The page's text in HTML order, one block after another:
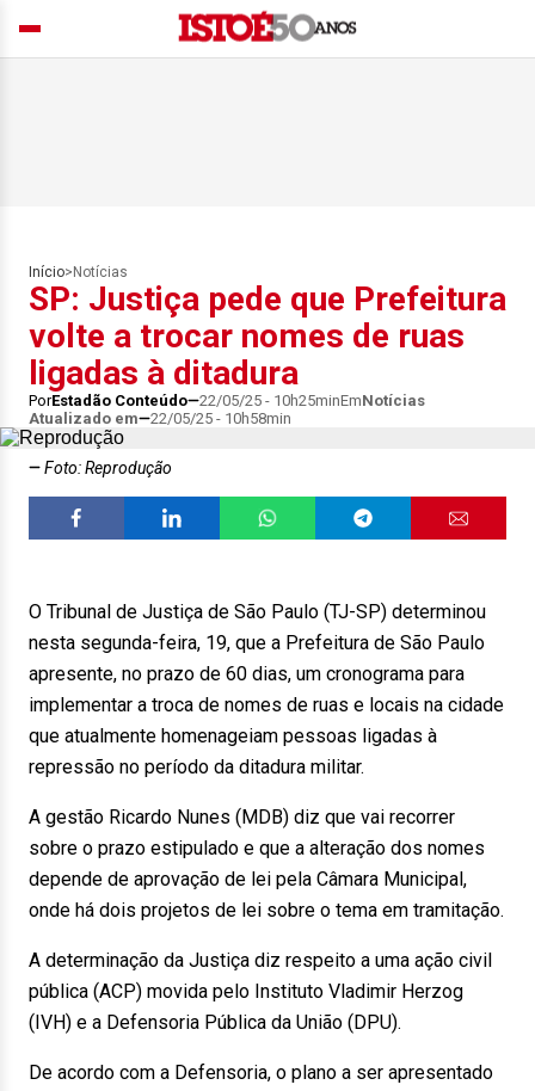
Início> Notícias
SP: Justiça pede que Prefeitura
volte a trocar nomes de ruas
ligadas à ditadura
PorEstadão Conteúdo 22/05/25 - 10h25minEmNotícias
Atualizado em
22/05/25 - 10h58min
Foto: Reprodução
O Tribunal de Justiça de São Paulo (TJ-SP) determinou
nesta segunda-feira, 19, que a Prefeitura de São Paulo
apresente, no prazo de 60 dias, um cronograma para
implementar a troca de nomes de ruas e locais na cidade
que atualmente homenageiam pessoas ligadas à
repressão no período da ditadura militar.
A gestão Ricardo Nunes (MDB) diz que vai recorrer
sobre o prazo estipulado e que a alteração dos nomes
depende de aprovação de lei pela Câmara Municipal,
onde há dois projetos de lei sobre o tema em tramitação.
A determinação da Justiça diz respeito a uma ação civil
pública (ACP) movida pelo Instituto Vladimir Herzog
(IVH) e a Defensoria Pública da União (DPU).
De acordo com a Defensoria, o plano a ser apresentado